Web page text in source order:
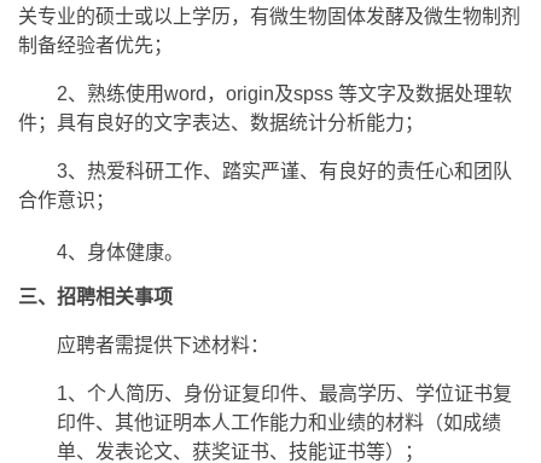
关专业的硕士或以上学历，有微生物固体发酵及微生物制剂
制备经验者优先；
2、熟练使用word，origin及spss 等文字及数据处理软
件；具有良好的文字表达、数据统计分析能力；
3、热爱科研工作、踏实严谨、有良好的责任心和团队
合作意识；
4、 身体健康。
三、招聘相关事项
应聘者需提供下述材料：
1、 个人简历、身份证复印件、最高学历、学位证书复
印件、其他证明本人工作能力和业绩的材料（如成绩
单、发表论文、获奖证书、技能证书等）；